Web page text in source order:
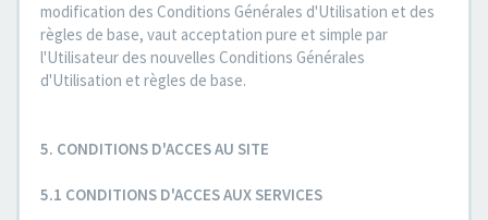
modification des Conditions Générales d'Utilisation et des
règles de base, vaut acceptation pure et simple par
l'Utilisateur des nouvelles Conditions Générales
d'Utilisation et règles de base.
5. CONDITIONS D'ACCES AU SITE
5.1 CONDITIONS D'ACCES AUX SERVICES